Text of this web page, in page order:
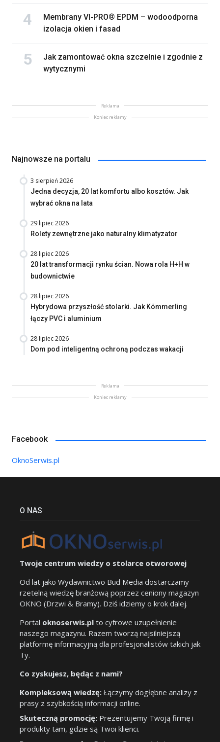
Membrany VI-PRO® EPDM – wodoodporna
izolacja okien i fasad
Jak zamontować okna szczelnie i zgodnie z
wytycznymi
Reklama
Koniec reklamy
Najnowsze na portalu
3 sierpień 2026
Jedna decyzja, 20 lat komfortu albo kosztów. Jak
wybrać okna na lata
29 lipiec 2026
Rolety zewnętrzne jako naturalny klimatyzator
28 lipiec 2026
20 lat transformacji rynku ścian. Nowa rola H+H w
budownictwie
28 lipiec 2026
Hybrydowa przyszłość stolarki. Jak Kömmerling
łączy PVC i aluminium
28 lipiec 2026
Dom pod inteligentną ochroną podczas wakacji
Reklama
Koniec reklamy
Facebook
OknoSerwis.pl
O NAS
Twoje centrum wiedzy o stolarce otworowej
Od lat jako Wydawnictwo Bud Media dostarczamy
rzetelną wiedzę branżową poprzez ceniony magazyn
OKNO (Drzwi & Bramy). Dziś idziemy o krok dalej.
Portal oknoserwis.pl to cyfrowe uzupełnienie
naszego magazynu. Razem tworzą najsilniejszą
platformę informacyjną dla profesjonalistów takich jak
Ty.
Co zyskujesz, będąc z nami?
Kompleksową wiedzę: Łączymy dogłębne analizy z
prasy z szybkością informacji online.
Skuteczną promocję: Prezentujemy Twoją firmę i
produkty tam, gdzie są Twoi klienci.